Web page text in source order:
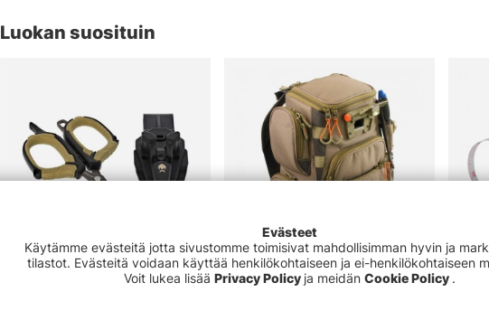
Luokan suosituin
Westin Braid Scissors Incl,
Outlet 41%
Wild River Backpack 22cm
Evästeet
Käytämme evästeitä jotta sivustomme toimisivat mahdollisimman hyvin ja
tilastot. Evästeitä voidaan käyttää henkilökohtaiseen ja ei-henkilökohtaiseen
Voit lukea lisää Privacy Policy ja meidän Cookie Policy .